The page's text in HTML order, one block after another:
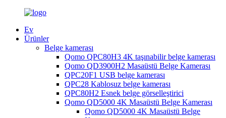
Ev
Ürünler
Belge kamerası
Qomo QPC80H3 4K taşınabilir belge kamerası
Qomo QD3900H2 Masaüstü Belge Kamerası
QPC20F1 USB belge kamerası
QPC28 Kablosuz belge kamerası
QPC80H2 Esnek belge görselleştirici
Qomo QD5000 4K Masaüstü Belge Kamerası
Qomo QD5000 4K Masaüstü Belge